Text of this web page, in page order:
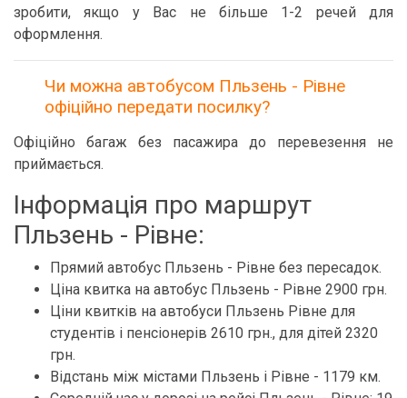
зробити, якщо у Вас не більше 1-2 речей для
оформлення.
Чи можна автобусом Пльзень - Рівне
офіційно передати посилку?
Офіційно багаж без пасажира до перевезення не
приймається.
Інформація про маршрут
Пльзень - Рівне:
Прямий автобус Пльзень - Рівне без пересадок.
Ціна квитка на автобус Пльзень - Рівне 2900 грн.
Ціни квитків на автобуси Пльзень Рівне для
студентів і пенсіонерів 2610 грн., для дітей 2320
грн.
Відстань між містами Пльзень і Рівне - 1179 км.